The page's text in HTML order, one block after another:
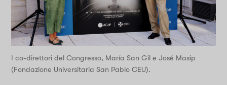
I co-direttori del Congresso, María San Gil e José Masip
(Fondazione Universitaria San Pablo CEU).